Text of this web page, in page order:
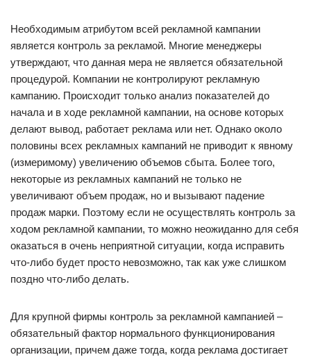
Необходимым атрибутом всей рекламной кампании
является контроль за рекламой. Многие менеджеры
утверждают, что данная мера не является обязательной
процедурой. Компании не контролируют рекламную
кампанию. Происходит только анализ показателей до
начала и в ходе рекламной кампании, на основе которых
делают вывод, работает реклама или нет. Однако около
половины всех рекламных кампаний не приводит к явному
(измеримому) увеличению объемов сбыта. Более того,
некоторые из рекламных кампаний не только не
увеличивают объем продаж, но и вызывают падение
продаж марки. Поэтому если не осуществлять контроль за
ходом рекламной кампании, то можно неожиданно для себя
оказаться в очень неприятной ситуации, когда исправить
что-либо будет просто невозможно, так как уже слишком
поздно что-либо делать.
Для крупной фирмы контроль за рекламной кампанией –
обязательный фактор нормального функционирования
организации, причем даже тогда, когда реклама достигает